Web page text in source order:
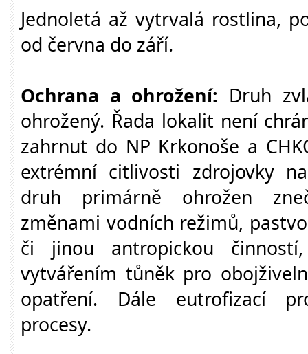
Jednoletá až vytrvalá rostlina,
od června do září.
Ochrana a ohrožení: Druh
ohrožený. Řada lokalit není
zahrnut do NP Krkonoše a
extrémní citlivosti zdrojovky
druh primárně ohrožen
změnami vodních režimů,
či jinou antropickou
vytvářením tůněk pro
opatření. Dále eutrofizací
procesy.